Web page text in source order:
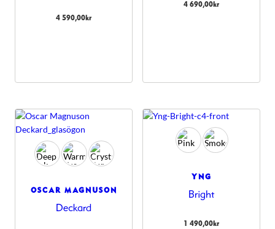
4 590,00kr
4 690,00kr
OSCAR MAGNUSON
Deckard
YNG
Bright
1 490,00kr